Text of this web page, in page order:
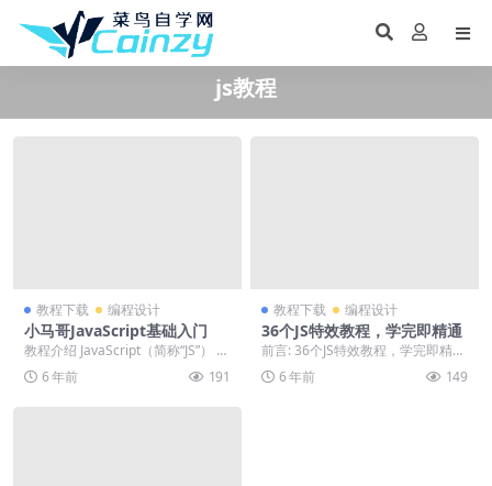
js教程
教程下载 编程设计
小马哥JavaScript基础入门
教程介绍 JavaScript（简称“JS”） 是
一种具有函数优先的轻量级，解
释...6 年前 191
教程下载 编程设计
36个JS特效教程，学完即精通
前言: 36个JS特效教程，学完即精
通，喜欢就下载吧。 正文: JavaScr
i... 6 年前 149